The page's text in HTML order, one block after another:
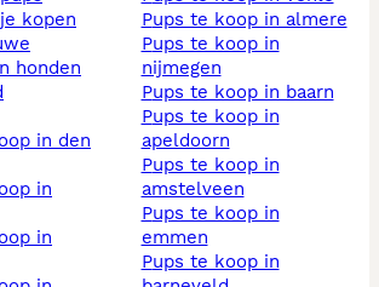
kopen
honden
pups te koop in almere
pups te koop in
nijmegen
pups te koop in baarn
pups te koop in
apeldoorn
pups te koop in
amstelveen
pups te koop in
emmen
pups te koop in